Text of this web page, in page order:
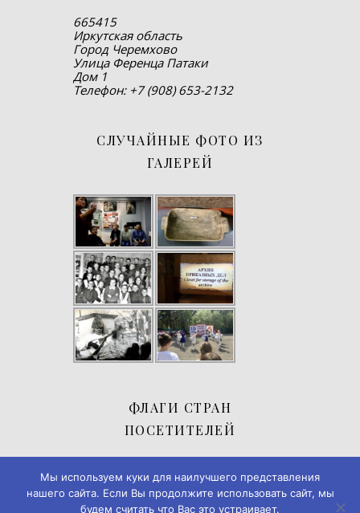
665415
Иркутская область
Город Черемхово
Улица Ференца Патаки
Дом 1
Телефон: +7 (908) 653-2132
СЛУЧАЙНЫЕ ФОТО ИЗ
ГАЛЕРЕЙ
ФЛАГИ СТРАН
ПОСЕТИТЕЛЕЙ
Мы используем куки для наилучшего представления
нашего сайта. Если Вы продолжите использовать сайт, мы
будем считать что Вас это устраивает.